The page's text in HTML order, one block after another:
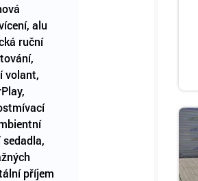
alu
ruční
volant,
příjem